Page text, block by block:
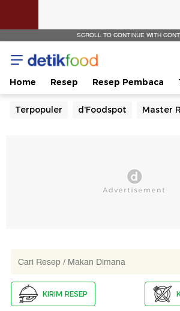
SCROLL TO CONTINUE WITH
Home Resep Resep Pembaca
Terpopuler d'Foodspot Master
KIRIM RESEP